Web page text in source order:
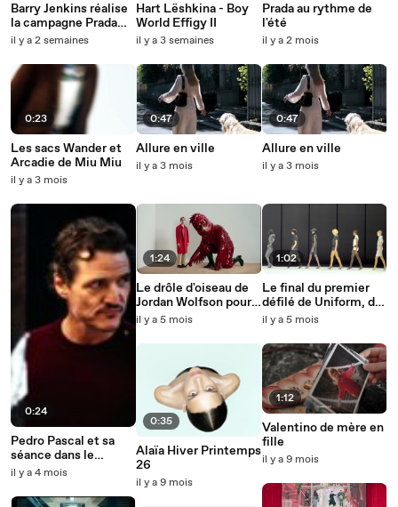
Barry Jenkins réalise
la campagne Prada
avec Hunter Schafer
il y a 2 semaines
0:23
Les sacs Wander et
Arcadie de Miu Miu
il y a 3 mois
0:24
Pedro Pascal et sa
séance dans le
photomaton de
il y a 4 mois
Hart Lëshkina - Boy
World Effigy II
il y a 3 semaines
0:47
Allure en ville
il y a 3 mois
1:24
Le drôle d'oiseau de
Jordan Wolfson pour
Prada, avec John
Schafer et Carey
il y a 5 mois
0:35
Alaïa Hiver Printemps
26
il y a 9 mois
Prada au rythme de
l'été
il y a 2 mois
0:47
Allure en ville
il y a 3 mois
1:02
Le final du premier
défilé de Uniform, de
Betsy Johnson, à la
il y a 5 mois
1:12
Valentino de mère en
fille
il y a 9 mois